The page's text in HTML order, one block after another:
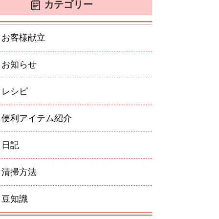
カテゴリー
お客様献立
お知らせ
レシピ
便利アイテム紹介
日記
清掃方法
豆知識